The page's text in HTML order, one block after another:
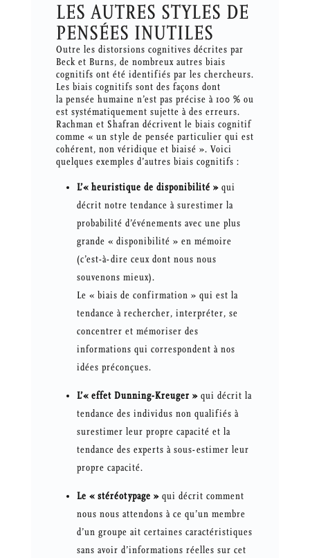
LES AUTRES STYLES DE
PENSÉES INUTILES
Outre les distorsions cognitives décrites par
Beck et Burns, de nombreux autres biais
cognitifs ont été identifiés par les chercheurs.
Les biais cognitifs sont des façons dont
la pensée humaine n’est pas précise à 100 % ou
est systématiquement sujette à des erreurs.
Rachman et Shafran décrivent le biais cognitif
comme « un style de pensée particulier qui est
cohérent, non véridique et biaisé ». Voici
quelques exemples d’autres biais cognitifs :
L’« heuristique de disponibilité »qui
décrit notre tendance à surestimer la
probabilité d’événements avec une plus
grande « disponibilité » en mémoire
(c’est-à-dire ceux dont nous nous
souvenons mieux).
Le « biais de confirmation » qui est la
tendance à rechercher, interpréter, se
concentrer et mémoriser des
informations qui correspondent à nos
idées préconçues.
L’« effet Dunning-Kreuger »qui décrit la
tendance des individus non qualifiés à
surestimer leur propre capacité et la
tendance des experts à sous-estimer leur
propre capacité.
Le « stéréotypage »qui décrit comment
nous nous attendons à ce qu’un membre
d’un groupe ait certaines caractéristiques
sans avoir d’informations réelles sur cet